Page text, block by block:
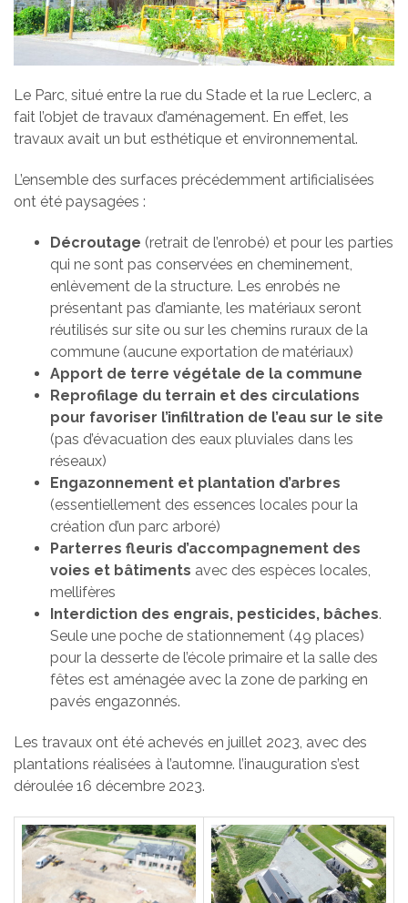
Le Parc, situé entre la rue du Stade et la rue Leclerc, a
fait l’objet de travaux d’aménagement. En effet, les
travaux avait un but esthétique et environnemental.
L’ensemble des surfaces précédemment artificialisées
ont été paysagées :
Décroutage (retrait de l’enrobé) et pour les parties
qui ne sont pas conservées en cheminement,
enlèvement de la structure. Les enrobés ne
présentant pas d’amiante, les matériaux seront
réutilisés sur site ou sur les chemins ruraux de la
commune (aucune exportation de matériaux)
Apport de terre végétale de la commune
Reprofilage du terrain et des circulations
pour favoriser l’infiltration de l’eau sur le site
(pas d’évacuation des eaux pluviales dans les
réseaux)
Engazonnement et plantation d’arbres
(essentiellement des essences locales pour la
création d’un parc arboré)
Parterres fleuris d’accompagnement des
voies et bâtiments avec des espèces locales,
mellifères
Interdiction des engrais, pesticides, bâches.
Seule une poche de stationnement (49 places)
pour la desserte de l’école primaire et la salle des
fêtes est aménagée avec la zone de parking en
pavés engazonnés.
Les travaux ont été achevés en juillet 2023, avec des
plantations réalisées à l’automne. l’inauguration s’est
déroulée 16 décembre 2023.